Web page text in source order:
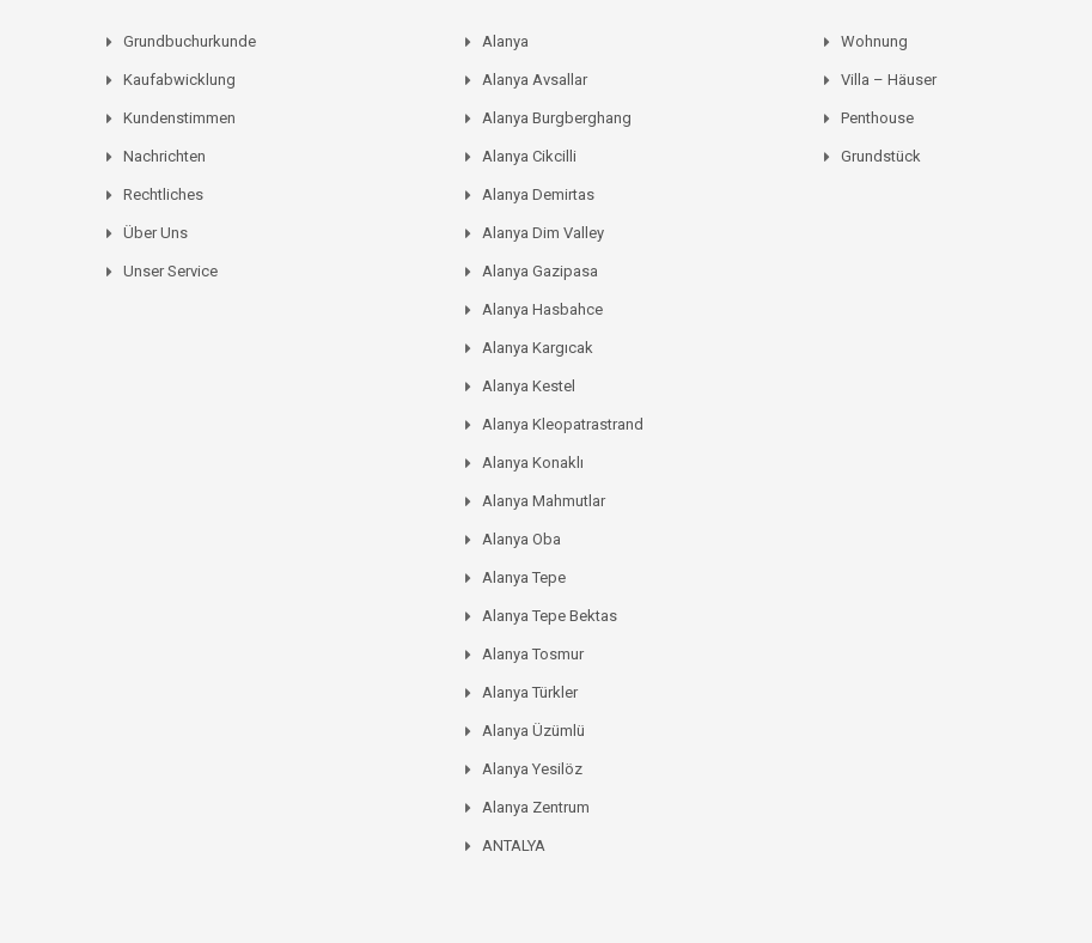
Grundbuchurkunde
Kaufabwicklung
Kundenstimmen
Nachrichten
Rechtliches
Über Uns
Unser Service
Alanya
Alanya Avsallar
Alanya Burgberghang
Alanya Cikcilli
Alanya Demirtas
Alanya Dim Valley
Alanya Gazipasa
Alanya Hasbahce
Alanya Kargıcak
Alanya Kestel
Alanya Kleopatrastrand
Alanya Konaklı
Alanya Mahmutlar
Alanya Oba
Alanya Tepe
Alanya Tepe Bektas
Alanya Tosmur
Alanya Türkler
Alanya Üzümlü
Alanya Yesilöz
Alanya Zentrum
ANTALYA
Wohnung
Villa – Häuser
Penthouse
Grundstück